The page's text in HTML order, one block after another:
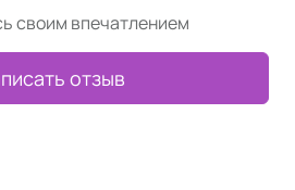
своим впечатлением
отзыв